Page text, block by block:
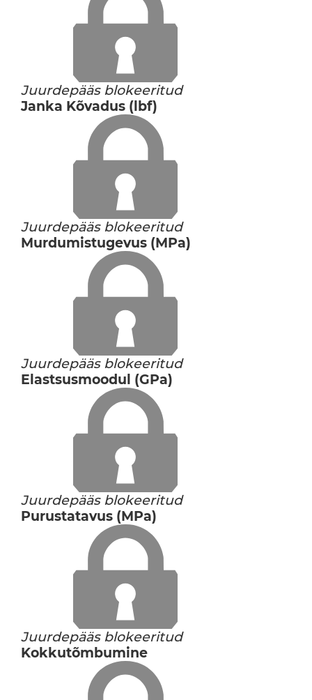
Juurdepääs blokeeritud
Janka Kõvadus (lbf)
Juurdepääs blokeeritud
Murdumistugevus (MPa)
Juurdepääs blokeeritud
Elastsusmoodul (GPa)
Juurdepääs blokeeritud
Purustatavus (MPa)
Juurdepääs blokeeritud
Kokkutõmbumine